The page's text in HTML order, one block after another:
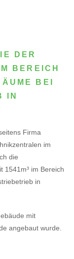
DER
BEREICH
BEI
IN
Firma
im
die
1541m³ im Bereich
in
mit
angebaut wurde.